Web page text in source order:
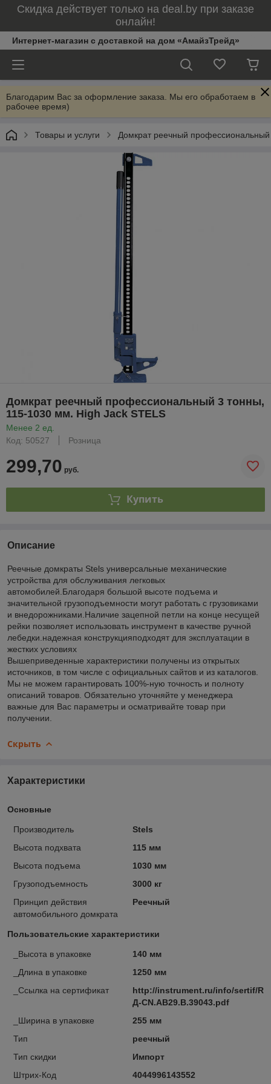
Скидка действует только на deal.by при заказе
онлайн!
Интернет-магазин с доставкой на дом «АмайзТрейд»
Благодарим Вас за оформление заказа. Мы его обработаем в
рабочее время)
Товары и услуги Домкрат реечный
Домкрат реечный профессиональный 3 тонны,
115-1030 мм. High Jack STELS
Менее 2 ед.
Код: 50527
Розница
299,70 руб.
Купить
Описание
Реечные домкраты Stels универсальные механические
устройства для обслуживания легковых
автомобилей.Благодаря большой высоте подъема и
значительной грузоподъемности могут работать с грузовиками
и внедорожниками.Наличие зацепной петли на конце несущей
рейки позволяет использовать инструмент в качестве ручной
лебедки.надежная конструкцияподходят для эксплуатации в
жестких условиях
Вышеприведенные характеристики получены из открытых
источников, в том числе с официальных сайтов и из каталогов.
Мы не можем гарантировать 100%-ную точность и полноту
описаний товаров. Обязательно уточняйте у менеджера
важные для Вас параметры и осматривайте товар при
получении.
Скрыть
Характеристики
Основные
Производитель
Stels
Высота подхвата
115 мм
Высота подъема
1030 мм
Грузоподъемность
3000 кг
Принцип действия
автомобильного домкрата
Реечный
Пользовательские характеристики
_Высота в упаковке
140 мм
_Длина в упаковке
1250 мм
_Ссылка на сертификат
http://instrument.ru/info/sertif/RU
Д-CN.АВ29.B.39043.pdf
_Ширина в упаковке
255 мм
Тип
реечный
Тип скидки
Импорт
Штрих-Код
4044996143552